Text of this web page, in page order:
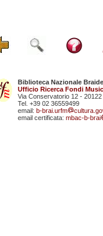
Biblioteca Nazionale
Ufficio Ricerca Fondi
Via Conservatorio 12 - 20122
Tel. +39 02 36559499
email: b-brai.urfm
email certificata: mbac-b-brai